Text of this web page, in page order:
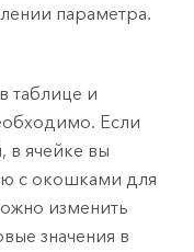
параметра.
таблице и
Если
в ячейке вы
с окошками для
изменить
значения в